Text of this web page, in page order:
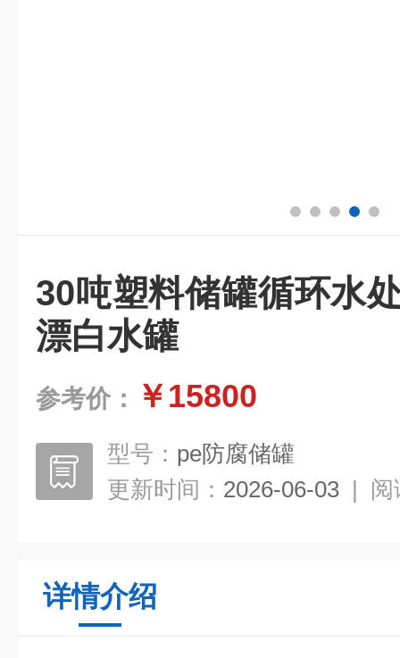
30吨塑料储罐循环水
漂白水罐
参考价： ￥15800
型号： pe防腐储罐
更新时间： 2026-06-03 | 阅
详情介绍